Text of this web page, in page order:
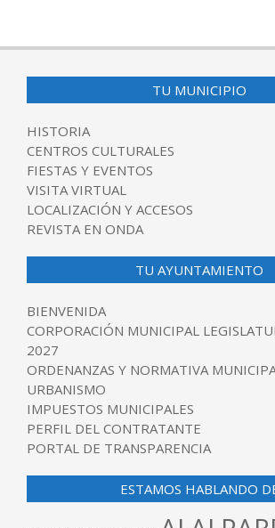
TU MUNICIPIO
HISTORIA
CENTROS CULTURALES
FIESTAS Y EVENTOS
VISITA VIRTUAL
LOCALIZACIÓN Y ACCESOS
REVISTA EN ONDA
TU AYUNTAMIENTO
BIENVENIDA
CORPORACIÓN MUNICIPAL
2027
ORDENANZAS Y NORMATIVA
URBANISMO
IMPUESTOS MUNICIPALES
PERFIL DEL CONTRATANTE
PORTAL DE TRANSPARENCIA
ESTAMOS HABLANDO